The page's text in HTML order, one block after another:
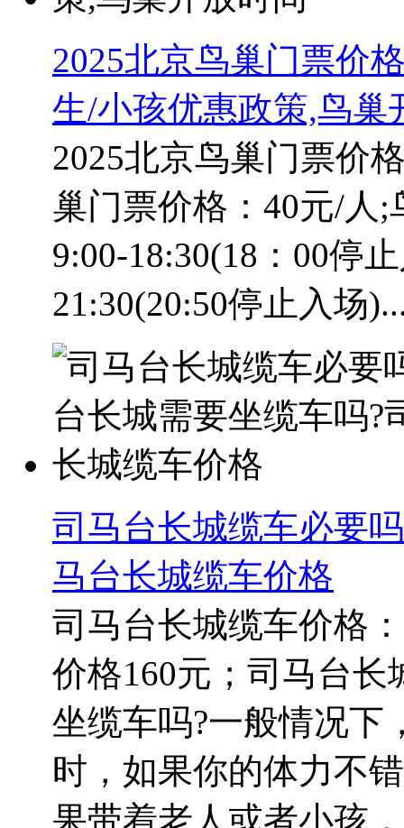
2025北京鸟巢门票价
生/小孩优惠政策,鸟巢
2025北京鸟巢门票价
巢门票价格：40元/人
9:00-18:30(18：00停
21:30(20:50停止入场
司马台长城缆车必要
马台长城缆车价格
司马台长城缆车价格
价格160元；司马台长
坐缆车吗?一般情况下
时，如果你的体力不
果带着老人或者小孩